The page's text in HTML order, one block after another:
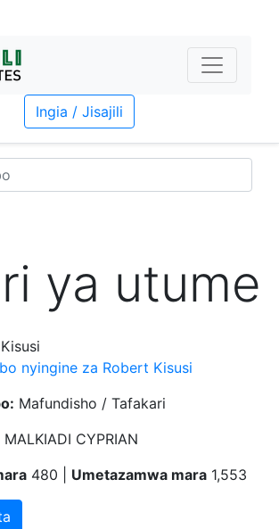
Ingia / Jisajili
ya utume
nyingine za Robert Kisusi
Mafundisho / Tafakari
MALKIADI CYPRIAN
480 | Umetazamwa mara 1,553